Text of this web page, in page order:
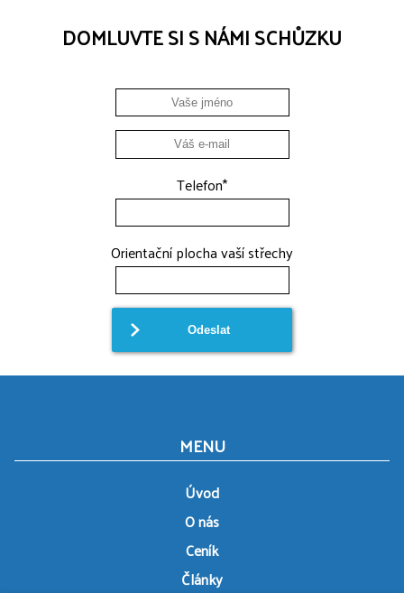
DOMLUVTE SI S NÁMI SCHŮZKU
Telefon*
Orientační plocha vaší střechy
MENU
Úvod
O nás
Ceník
Články